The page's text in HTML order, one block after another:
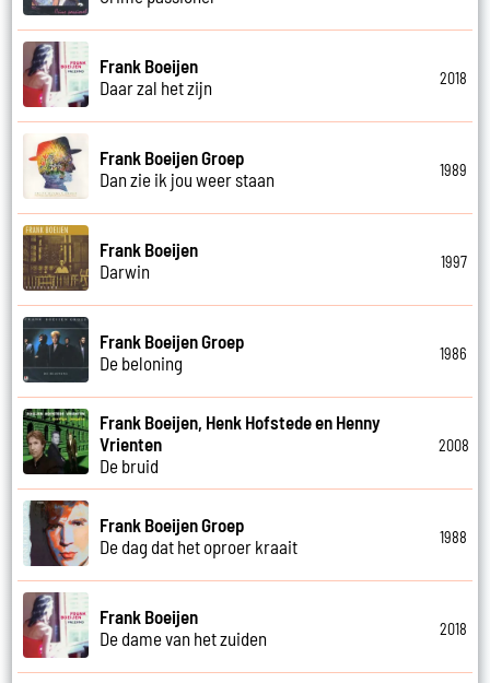
Frank Boeijen
Daar zal het zijn
2018
Frank Boeijen Groep
Dan zie ik jou weer staan
1989
Frank Boeijen
Darwin
1997
Frank Boeijen Groep
De beloning
1986
Frank Boeijen, Henk Hofstede en Henny
Vrienten
De bruid
2008
Frank Boeijen Groep
De dag dat het oproer kraait
1988
Frank Boeijen
De dame van het zuiden
2018